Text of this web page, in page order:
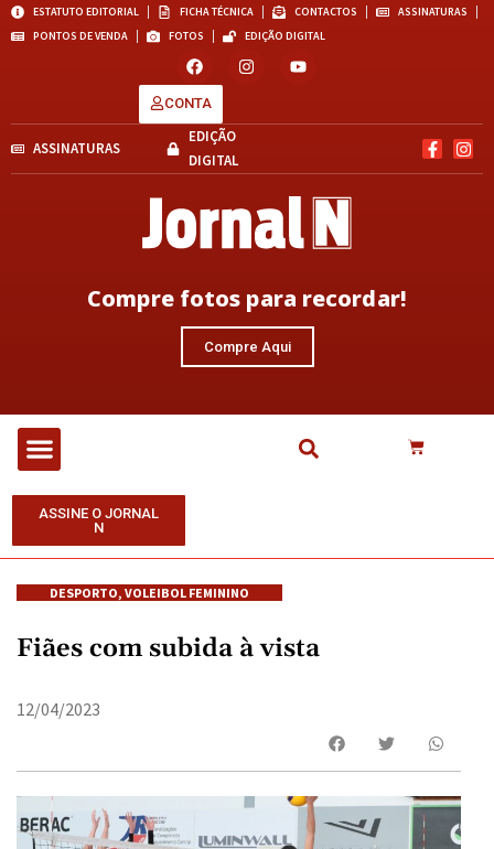
ESTATUTO EDITORIAL FICHA TÉCNICA CONTACTOS
ASSINATURAS
PONTOS DE VENDA
FOTOS EDIÇÃO DIGITAL
CONTA
ASSINATURAS
EDIÇÃO
DIGITAL
Compre fotos para recordar!
Compre Aqui
ASSINE O JORNAL
N
DESPORTO, VOLEIBOL FEMININO
Fiães com subida à vista
12/04/2023